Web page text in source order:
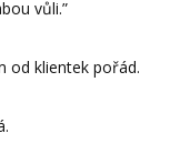
vůli.”
od klientek pořád.